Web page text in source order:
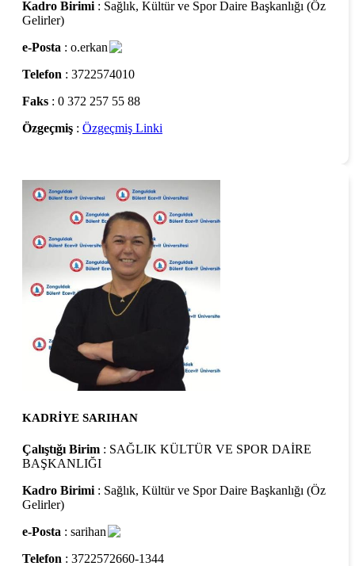
Kadro Birimi : Sağlık, Kültür ve Spor Daire Başkanlığı (Öz
Gelirler)
e-Posta : o.erkan
Telefon : 3722574010
Faks : 0 372 257 55 88
Özgeçmiş : Özgeçmiş Linki
KADRİYE SARIHAN
Çalıştığı Birim : SAĞLIK KÜLTÜR VE SPOR DAİRE
BAŞKANLIĞI
Kadro Birimi : Sağlık, Kültür ve Spor Daire Başkanlığı (Öz
Gelirler)
e-Posta : sarihan
Telefon : 3722572660-1344